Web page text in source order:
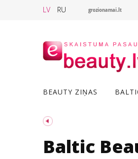
LV RU grozionamai.lt
BEAUTY ZIŅAS
Baltic